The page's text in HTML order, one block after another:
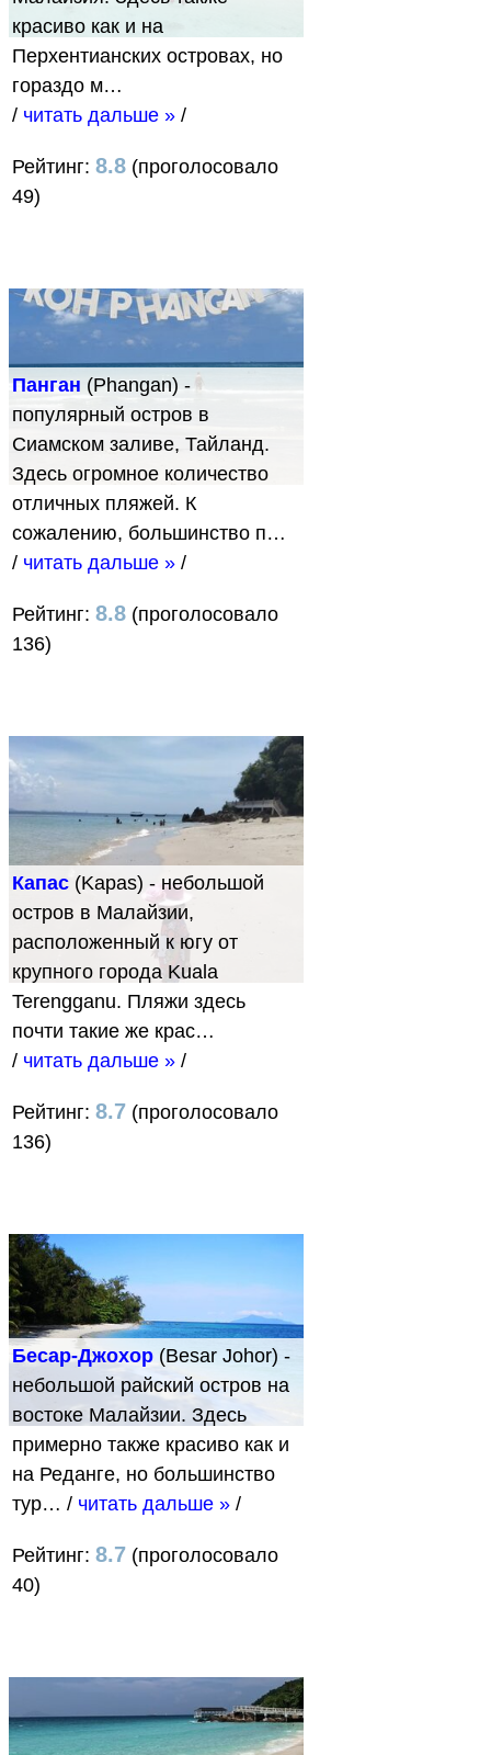
красиво как и на
Перхентианских островах, но
гораздо м…
/ читать дальше » /
Рейтинг: 8.8 (проголосовало
49)
Панган (Phangan) -
популярный остров в
Сиамском заливе, Тайланд.
Здесь огромное количество
отличных пляжей. К
сожалению, большинство п…
/ читать дальше » /
Рейтинг: 8.8 (проголосовало
136)
Капас (Kapas) - небольшой
остров в Малайзии,
расположенный к югу от
крупного города Kuala
Terengganu. Пляжи здесь
почти такие же крас…
/ читать дальше » /
Рейтинг: 8.7 (проголосовало
136)
Бесар-Джохор (Besar Johor) -
небольшой райский остров на
востоке Малайзии. Здесь
примерно также красиво как и
на Реданге, но большинство
тур… / читать дальше » /
Рейтинг: 8.7 (проголосовало
40)